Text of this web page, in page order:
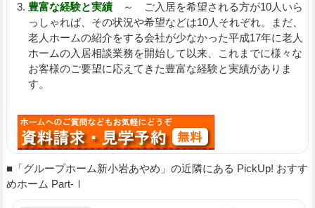
豊富な経験と実績～ ご入居を希望される方が10人いら
っしゃれば、その状況や希望などは10人それぞれ。まだ、
老人ホームの紹介をする会社が少なかった平成17年に老人
ホームの入居相談業務を開始して以来、これまでに様々な
お客様のご要望に応えてきた豊富な経験と実績がありま
す。
■「グループホーム新小岩あやめ」の近隣にある PickUp! おすす
めホーム Part-Ⅰ